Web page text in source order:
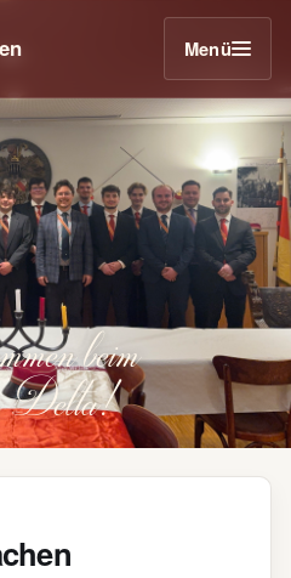
Menü
beim
Delta!
akademischen Anspruch mit